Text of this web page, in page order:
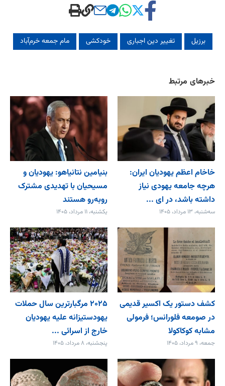
برزیل تغییر دین اجباری خودکشی مام جمعه خرم‌آباد
خبرهای مرتبط
خاخام اعظم یهودیان ایران:
هرچه جامعه یهودی نیاز
داشته باشد، در ای ...
سه‌شنبه، ۱۳ مرداد، ۱۴۰۵
بنیامین نتانیاهو: یهودیان و
مسیحیان با تهدیدی مشترک
روبه‌رو هستند
یکشنبه، ۱۱ مرداد، ۱۴۰۵
کشف دستور یک اکسیر قدیمی
در صومعه فلورانس؛ فرمولی
مشابه کوکاکولا
جمعه، ۹ مرداد، ۱۴۰۵
۲۰۲۵ مرگبارترین سال حملات
یهودستیزانه علیه یهودیان
خارج از اسرائی ...
پنجشنبه، ۸ مرداد، ۱۴۰۵